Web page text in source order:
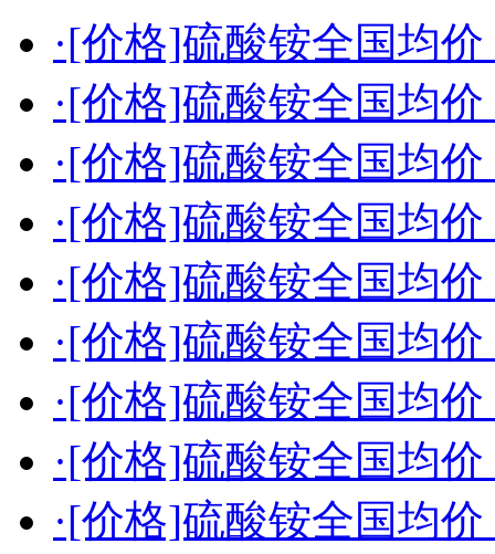
·[价格]硫酸铵全国均
·[价格]硫酸铵全国均
·[价格]硫酸铵全国均
·[价格]硫酸铵全国均
·[价格]硫酸铵全国均
·[价格]硫酸铵全国均
·[价格]硫酸铵全国均
·[价格]硫酸铵全国均
·[价格]硫酸铵全国均